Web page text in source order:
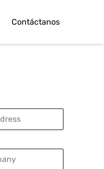
Contáctanos